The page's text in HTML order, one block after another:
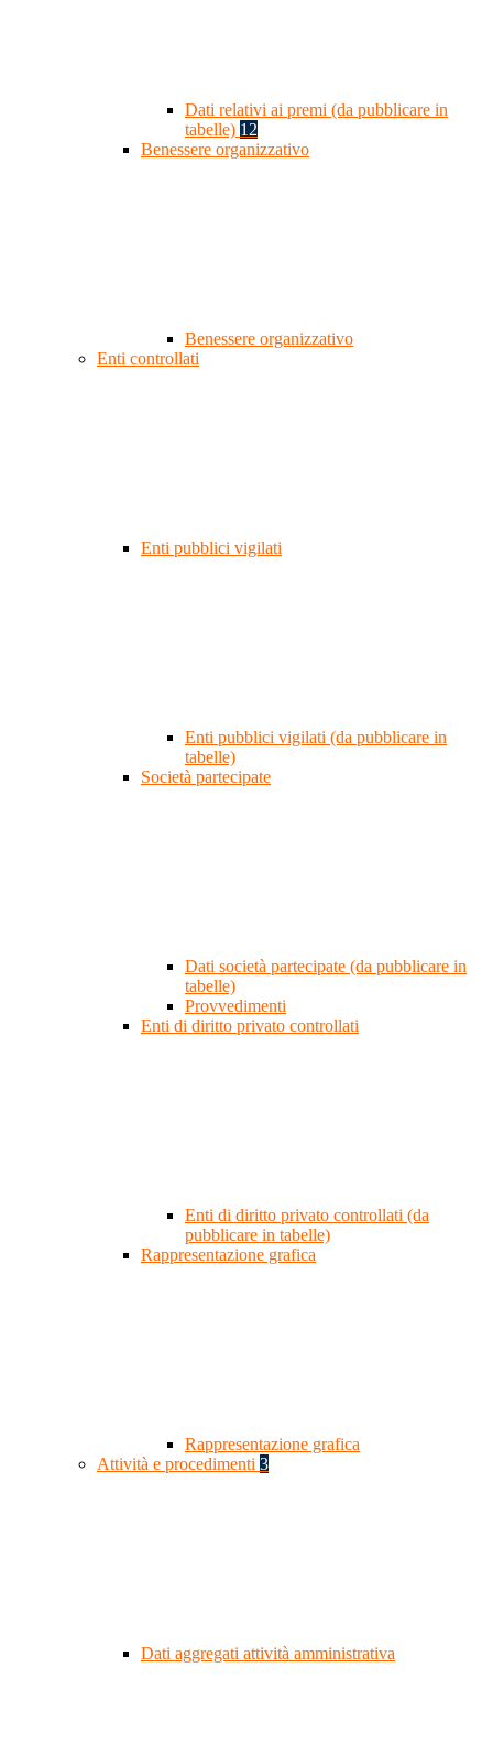
Dati relativi ai premi (da pubblicare in
tabelle) 12
Benessere organizzativo
Benessere organizzativo
Enti controllati
Enti pubblici vigilati
Enti pubblici vigilati (da pubblicare in
tabelle)
Società partecipate
Dati società partecipate (da pubblicare in
tabelle)
Provvedimenti
Enti di diritto privato controllati
Enti di diritto privato controllati (da
pubblicare in tabelle)
Rappresentazione grafica
Rappresentazione grafica
Attività e procedimenti 3
Dati aggregati attività amministrativa